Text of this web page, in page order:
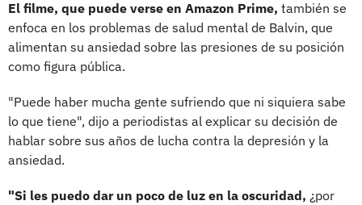
El filme, que puede verse en Amazon Prime, también se
enfoca en los problemas de salud mental de Balvin, que
alimentan su ansiedad sobre las presiones de su posición
como figura pública.
"Puede haber mucha gente sufriendo que ni siquiera sabe
lo que tiene", dijo a periodistas al explicar su decisión de
hablar sobre sus años de lucha contra la depresión y la
ansiedad.
"Si les puedo dar un poco de luz en la oscuridad, ¿por